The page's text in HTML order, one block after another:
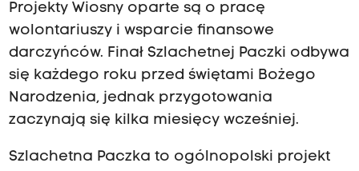
Projekty Wiosny oparte są o pracę
wolontariuszy i wsparcie finansowe
darczyńców. Finał Szlachetnej Paczki odbywa
się każdego roku przed świętami Bożego
Narodzenia, jednak przygotowania
zaczynają się kilka miesięcy wcześniej.
Szlachetna Paczka to ogólnopolski projekt
b
i
e
d
o
z
b